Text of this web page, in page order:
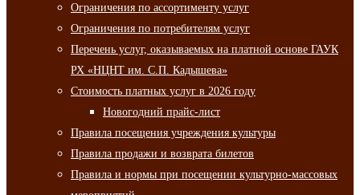
Ограничения по ассортименту услуг
Ограничения по потребителям услуг
Перечень услуг, оказываемых на платной основе ГАУК
РХ «НЦНТ им. С.П. Кадышева»
Стоимость платных услуг в 2026 году
Новогодний прайс-лист
Правила посещения учреждения культуры
Правила продажи и возврата билетов
Правила и нормы при посещении культурно-массовых